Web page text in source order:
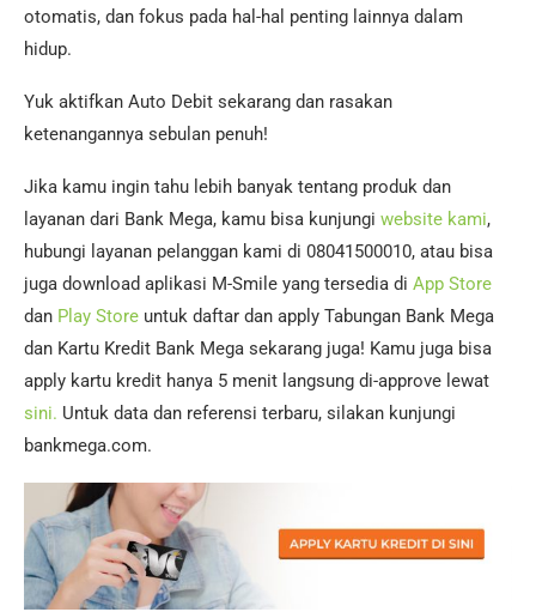
otomatis, dan fokus pada hal-hal penting lainnya dalam
hidup.
Yuk aktifkan Auto Debit sekarang dan rasakan
ketenangannya sebulan penuh!
Jika kamu ingin tahu lebih banyak tentang produk dan
layanan dari Bank Mega, kamu bisa kunjungi website kami,
hubungi layanan pelanggan kami di 08041500010, atau bisa
juga download aplikasi M-Smile yang tersedia di App Store
dan Play Store untuk daftar dan apply Tabungan Bank Mega
dan Kartu Kredit Bank Mega sekarang juga! Kamu juga bisa
apply kartu kredit hanya 5 menit langsung di-approve lewat
sini. Untuk data dan referensi terbaru, silakan kunjungi
bankmega.com.